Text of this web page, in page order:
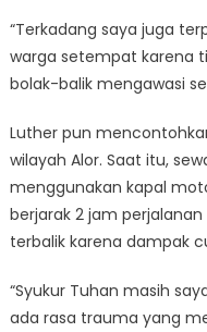
“Terkadang saya juga
warga setempat karena
bolak-balik mengawasi
Luther pun
wilayah Alor. Saat itu,
menggunakan kapal
berjarak 2 jam
terbalik karena dampak
“Syukur Tuhan masih
ada rasa trauma yang